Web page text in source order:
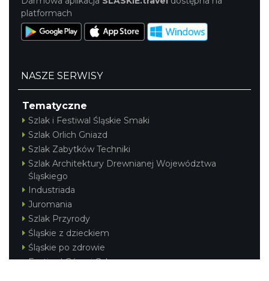
platformach
NASZE SERWISY
Tematyczne
Szlak i Festiwal Śląskie Smaki
Szlak Orlich Gniazd
Szlak Zabytków Techniki
Szlak Architektury Drewnianej Województwa
Śląskiego
Industriada
Juromania
Szlak Przyrody
Śląskie z dzieckiem
Śląskie po zdrowie
Festiwal Górnej Odry